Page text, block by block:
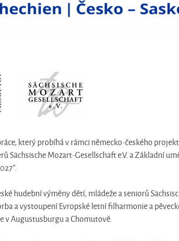
který probíhá v rámci německo-českého
Sächsische Mozart-Gesellschaft e.V. a Základní
hudební výměny dětí, mládeže a seniorů
a vystoupení Evropské letní filharmonie a
v Augustusburgu a Chomutově.